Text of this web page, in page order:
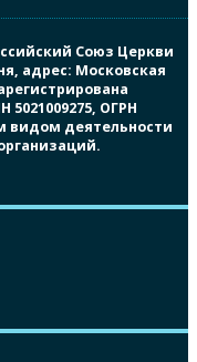
Союз Церкви
адрес: Московская
5021009275, ОГРН
видом деятельности